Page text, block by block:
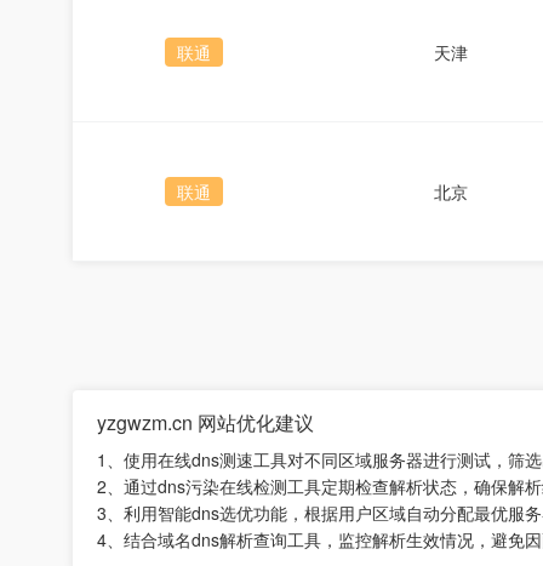
联通 天津
联通 北京
yzgwzm.cn 网站优化建议
1、使用在线dns测速工具对不同区域服务器进行测试，筛
2、通过dns污染在线检测工具定期检查解析状态，确保解
3、利用智能dns选优功能，根据用户区域自动分配最优服
4、结合域名dns解析查询工具，监控解析生效情况，避免